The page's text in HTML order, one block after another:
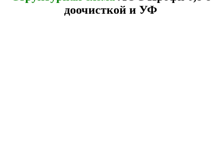
доочисткой и УФ